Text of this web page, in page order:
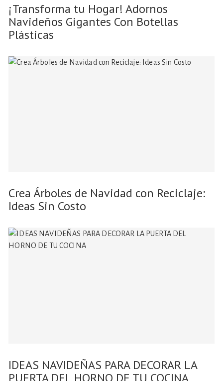
¡Transforma tu Hogar! Adornos
Navideños Gigantes Con Botellas
Plásticas
Crea Árboles de Navidad con Reciclaje:
Ideas Sin Costo
IDEAS NAVIDEÑAS PARA DECORAR LA
PUERTA DEL HORNO DE TU COCINA